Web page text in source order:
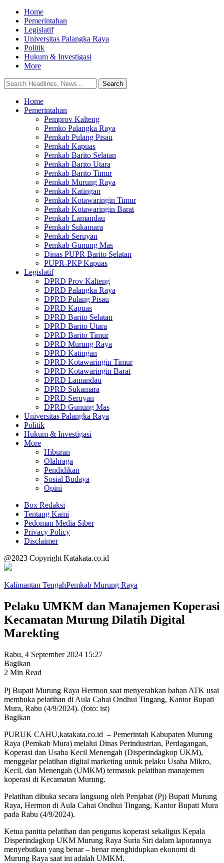
Home
Pemerintahan
Legislatif
Universitas Palangka Raya
Politik
Hukum & Investigasi
More
Home
Pemerintahan
Pemprov Kalteng
Pemko Palangka Raya
Pemkab Pulang Pisau
Pemkab Kapuas
Pemkab Barito Selatan
Pemkab Barito Utara
Pemkab Barito Timur
Pemkab Murung Raya
Pemkab Katingan
Pemkab Kotawaringin Timur
Pemkab Kotawaringin Barat
Pemkab Lamandau
Pemkab Sukamara
Pemkab Seruyan
Pemkab Gunung Mas
Dinas PUPR Barito Selatan
PUPR-PKP Kapuas
Legislatif
DPRD Prov Kalteng
DPRD Palangka Raya
DPRD Pulang Pisau
DPRD Kapuas
DPRD Barito Selatan
DPRD Barito Utara
DPRD Barito Timur
DPRD Murung Raya
DPRD Katingan
DPRD Kotawaringin Timur
DPRD Kotawaringin Barat
DPRD Lamandau
DPRD Sukamara
DPRD Seruyan
DPRD Gunung Mas
Universitas Palangka Raya
Politik
Hukum & Investigasi
More
Hiburan
Olahraga
Pendidikan
Sosial Budaya
Opini
Box Redaksi
Tentang Kami
Pedoman Media Siber
Privacy Policy
Disclaimer
@2023 Copyright Katakata.co.id
Kalimantan TengahPemkab Murung Raya
Pelaku UMKM dan Manajemen Koperasi
Kecamatan Murung Dilatih Digital
Marekting
Rabu, 4 September 2024 15:27
Bagikan
2 Min Read
Pj Bupati Murung Raya Hermon saat menyerahkan bahan ATK usai
membuka pelatihan di Aula Cahai Ondhui Tingang, Kantor Bupati
Mura, Rabu (4/9/2024). (foto: ist)
Bagikan
PURUK CAHU,katakata.co.id – Pemerintah Kabupaten Murung
Raya (Pemkab Mura) melalui Dinas Perindustrian, Perdagangan,
Koperasi dan Usaha Kecil Menengah (Disperindagkop UKM),
menggelar pelatihan digital marketing untuk pelaku Usaha Mikro,
Kecil, dan Menengah (UMKM) termasuk pelatihan manajemen
koperasi di Kecamatan Murung.
Pelatihan dibuka secara langsung oleh Penjabat (Pj) Bupati Murung
Raya, Hermon di Aula Cahai Ondhui Tingang, Kantor Bupati Mura
pada Rabu (4/9/2024).
Ketua panitia pelatihan dan pengurus koperasi sekaligus Kepala
Disperindagkop UKM Murung Raya Suria Siri dalam laporannya
menyebutkan yang benar – benar menghidupkan ekonomi di
Murung Raya saat ini adalah UMKM.